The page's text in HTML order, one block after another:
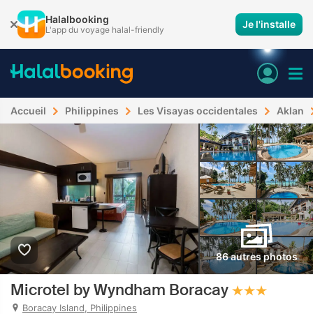
Halalbooking
L'app du voyage halal-friendly Je l'installe
Accueil Philippines Les Visayas occidentales Aklan
86 autres photos
Microtel by Wyndham Boracay
Boracay Island, Philippines